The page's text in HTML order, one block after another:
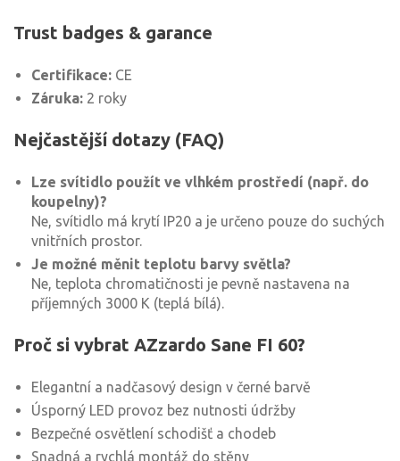
Trust badges & garance
Certifikace: CE
Záruka: 2 roky
Nejčastější dotazy (FAQ)
Lze svítidlo použít ve vlhkém prostředí (např. do
koupelny)?
Ne, svítidlo má krytí IP20 a je určeno pouze do suchých
vnitřních prostor.
Je možné měnit teplotu barvy světla?
Ne, teplota chromatičnosti je pevně nastavena na
příjemných 3000 K (teplá bílá).
Proč si vybrat AZzardo Sane FI 60?
Elegantní a nadčasový design v černé barvě
Úsporný LED provoz bez nutnosti údržby
Bezpečné osvětlení schodišť a chodeb
Snadná a rychlá montáž do stěny